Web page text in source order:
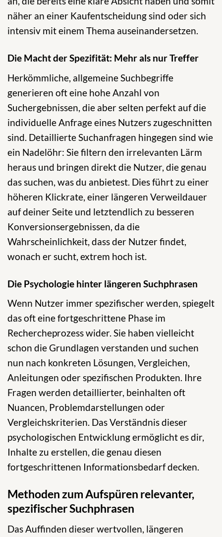
näher an einer Kaufentscheidung sind oder sich
intensiv mit einem Thema auseinandersetzen.
Die Macht der Spezifität: Mehr als nur Treffer
Herkömmliche, allgemeine Suchbegriffe
generieren oft eine hohe Anzahl von
Suchergebnissen, die aber selten perfekt auf die
individuelle Anfrage eines Nutzers zugeschnitten
sind. Detaillierte Suchanfragen hingegen sind wie
ein Nadelöhr: Sie filtern den irrelevanten Lärm
heraus und bringen direkt die Nutzer, die genau
das suchen, was du anbietest. Dies führt zu einer
höheren Klickrate, einer längeren Verweildauer
auf deiner Seite und letztendlich zu besseren
Konversionsergebnissen, da die
Wahrscheinlichkeit, dass der Nutzer findet,
wonach er sucht, extrem hoch ist.
Die Psychologie hinter längeren Suchphrasen
Wenn Nutzer immer spezifischer werden, spiegelt
das oft eine fortgeschrittene Phase im
Rechercheprozess wider. Sie haben vielleicht
schon die Grundlagen verstanden und suchen
nun nach konkreten Lösungen, Vergleichen,
Anleitungen oder spezifischen Produkten. Ihre
Fragen werden detaillierter, beinhalten oft
Nuancen, Problemdarstellungen oder
Vergleichskriterien. Das Verständnis dieser
psychologischen Entwicklung ermöglicht es dir,
Inhalte zu erstellen, die genau diesen
fortgeschrittenen Informationsbedarf decken.
Methoden zum Aufspüren relevanter,
spezifischer Suchphrasen
Das Auffinden dieser wertvollen, längeren